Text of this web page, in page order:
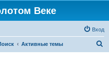
Веке
Вход
Активные темы